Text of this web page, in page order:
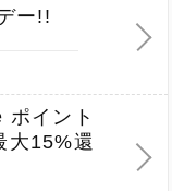
ー!!
イント
大15%還